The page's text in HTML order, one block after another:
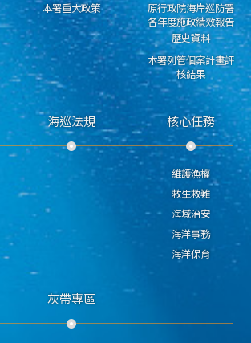
本署重大政策
原行政院海岸巡防署
各年度施政績效報告
歷史資料
本署列管個案計畫評
核結果
海巡法規 核心任務
維護漁權
救生救難
海域治安
海洋事務
海洋保育
灰帶專區